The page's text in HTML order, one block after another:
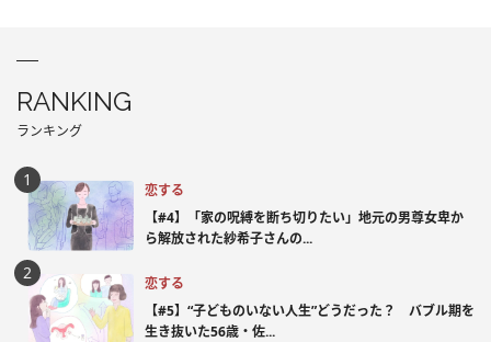
RANKING
ランキング
恋する
【#4】「家の呪縛を断ち切りたい」地元の男尊女卑か
ら解放された紗希子さんの...
恋する
【#5】“子どものいない人生”どうだった？ バブル期を
生き抜いた56歳・佐...